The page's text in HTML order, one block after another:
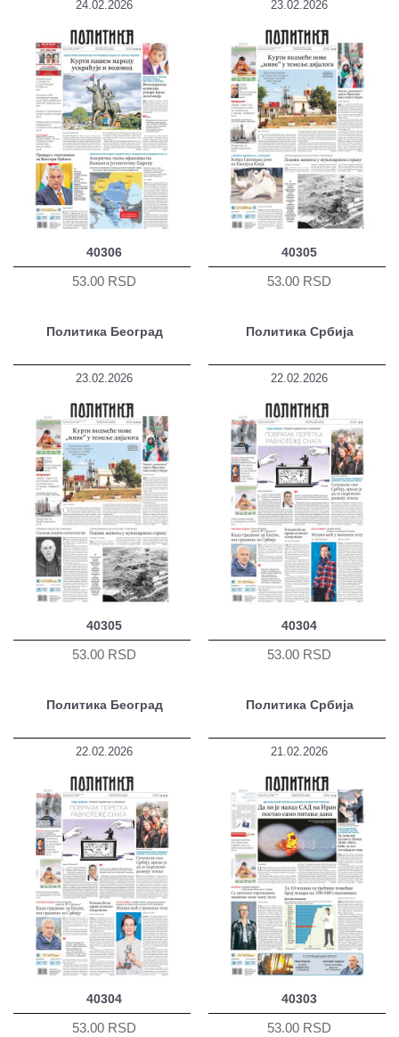
24.02.2026
40306
53.00 RSD
23.02.2026
40305
53.00 RSD
Политика Београд
23.02.2026
40305
53.00 RSD
Политика Србија
22.02.2026
40304
53.00 RSD
Политика Београд
22.02.2026
40304
53.00 RSD
Политика Србија
21.02.2026
40303
53.00 RSD